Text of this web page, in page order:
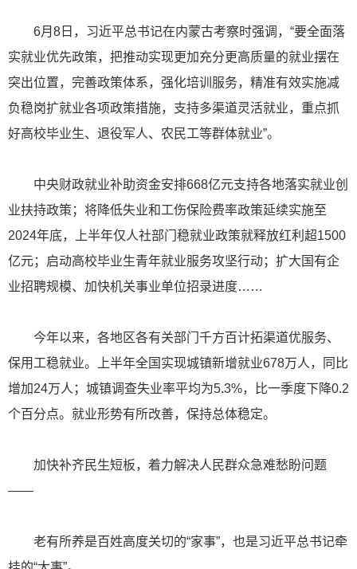
6月8日，习近平总书记在内蒙古考察时强调，“要全面落
实就业优先政策，把推动实现更加充分更高质量的就业摆在
突出位置，完善政策体系，强化培训服务，精准有效实施减
负稳岗扩就业各项政策措施，支持多渠道灵活就业，重点抓
好高校毕业生、退役军人、农民工等群体就业”。
中央财政就业补助资金安排668亿元支持各地落实就业创
业扶持政策；将降低失业和工伤保险费率政策延续实施至
2024年底，上半年仅人社部门稳就业政策就释放红利超1500
亿元；启动高校毕业生青年就业服务攻坚行动；扩大国有企
业招聘规模、加快机关事业单位招录进度……
今年以来，各地区各有关部门千方百计拓渠道优服务、
保用工稳就业。上半年全国实现城镇新增就业678万人，同比
增加24万人；城镇调查失业率平均为5.3%，比一季度下降0.2
个百分点。就业形势有所改善，保持总体稳定。
加快补齐民生短板，着力解决人民群众急难愁盼问题
——
老有所养是百姓高度关切的“家事”，也是习近平总书记牵